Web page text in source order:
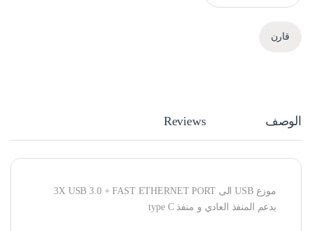
قارن
الوصف Reviews
موزع USB الى 3X USB 3.0 + FAST ETHERNET PORT
يدعم المنفذ العادي و منفذ type C